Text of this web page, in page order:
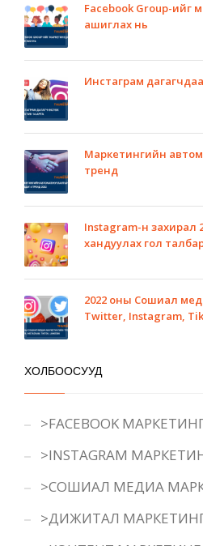
Facebook Group-ийг
ашиглах нь
Инстаграм дагагчдаа
Маркетингийн
тренд
Instagram-н захирал
хандуулах гол
2022 оны Сошиал
Twitter, Instagram,
ХОЛБООСУУД
>FACEBOOK
>INSTAGRAM
>СОШИАЛ МЕДИА
>ДИЖИТАЛ